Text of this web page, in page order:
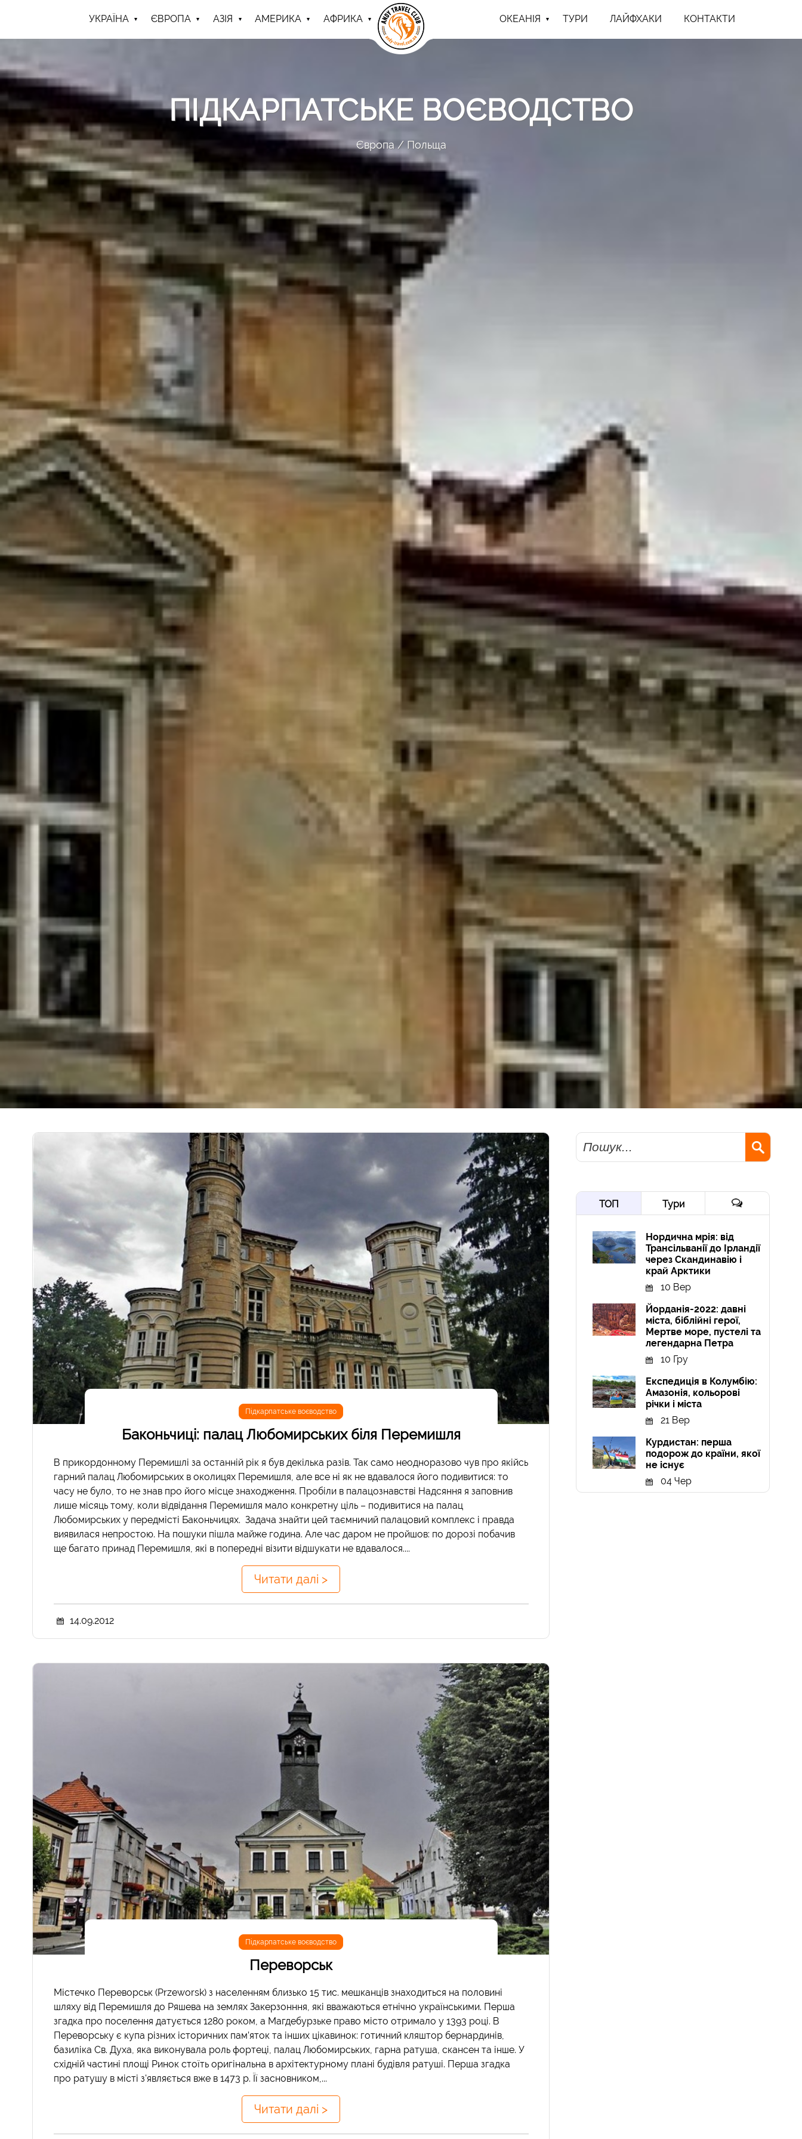
УКРАЇНА ЄВРОПА АЗІЯ АМЕРИКА АФРИКА ОКЕАНІЯ ТУРИ ЛАЙФХАКИ КОНТАКТИ
ПІДКАРПАТСЬКЕ ВОЄВОДСТВО
Європа Польща
Підкарпатське воєводство
Баконьчиці: палац Любомирських біля Перемишля
В прикордонному Перемишлі за останній рік я був декілька разів. Так само неодноразово чув про якійсь
гарний палац Любомирських в околицях Перемишля, але все ні як не вдавалося його подивитися: то
часу не було, то не знав про його місце знаходження. Пробіли в палацознавстві Надсяння я заповнив
лише місяць тому, коли відвідання Перемишля мало конкретну ціль – подивитися на палац
Любомирських у передмісті Баконьчицях. Задача знайти цей таємничий палацовий комплекс і правда
виявилася непростою. На пошуки пішла майже година. Але час даром не пройшов: по дорозі побачив
ще багато принад Перемишля, які в попередні візити відшукати не вдавалося....
Читати далі >
14.09.2012
Підкарпатське воєводство
Переворськ
Містечко Переворськ (Przeworsk) з населенням близько 15 тис. мешканців знаходиться на половині
шляху від Перемишля до Ряшева на землях Закерзонння, які вважаються етнічно українськими. Перша
згадка про поселення датується 1280 роком, а Магдебурзьке право місто отримало у 1393 році. В
Переворську є купа різних історичних пам’яток та інших цікавинок: готичний кляштор бернардинів,
базиліка Св. Духа, яка виконувала роль фортеці, палац Любомирських, гарна ратуша, скансен та інше. У
східній частині площі Ринок стоїть оригінальна в архітектурному плані будівля ратуші. Перша згадка
про ратушу в місті з'являється вже в 1473 р. Її засновником,...
Читати далі >
Пошук
ТОП Тури
Нордична мрія: від
Трансільванії до Ірландії
через Скандинавію і
край Арктики
10 Вер
Йорданія-2022: давні
міста, біблійні герої,
Мертве море, пустелі та
легендарна Петра
10 Гру
Експедиція в Колумбію:
Амазонія, кольорові
річки і міста
21 Вер
Курдистан: перша
подорож до країни, якої
не існує
04 Чер